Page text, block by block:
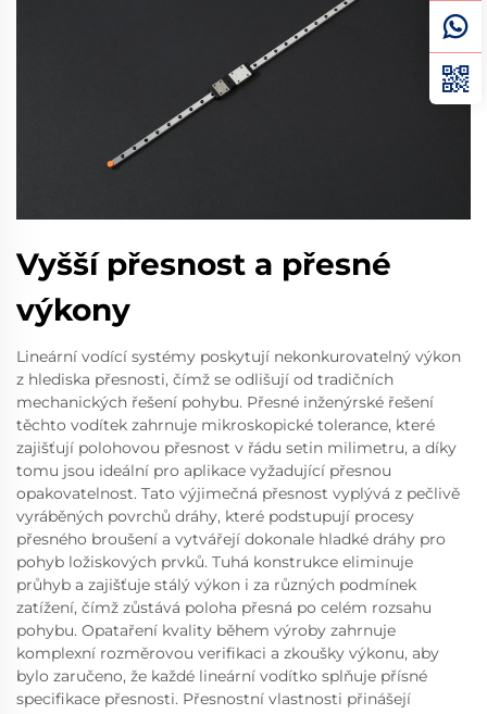
Vyšší přesnost a přesné
výkony
Lineární vodící systémy poskytují nekonkurovatelný výkon
z hlediska přesnosti, čímž se odlišují od tradičních
mechanických řešení pohybu. Přesné inženýrské řešení
těchto vodítek zahrnuje mikroskopické tolerance, které
zajišťují polohovou přesnost v řádu setin milimetru, a díky
tomu jsou ideální pro aplikace vyžadující přesnou
opakovatelnost. Tato výjimečná přesnost vyplývá z pečlivě
vyráběných povrchů dráhy, které podstupují procesy
přesného broušení a vytvářejí dokonale hladké dráhy pro
pohyb ložiskových prvků. Tuhá konstrukce eliminuje
průhyb a zajišťuje stálý výkon i za různých podmínek
zatížení, čímž zůstává poloha přesná po celém rozsahu
pohybu. Opataření kvality během výroby zahrnuje
komplexní rozměrovou verifikaci a zkoušky výkonu, aby
bylo zaručeno, že každé lineární vodítko splňuje přísné
specifikace přesnosti. Přesnostní vlastnosti přinášejí